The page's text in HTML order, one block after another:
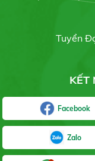
Tuyển
KẾT
Facebook
Zalo